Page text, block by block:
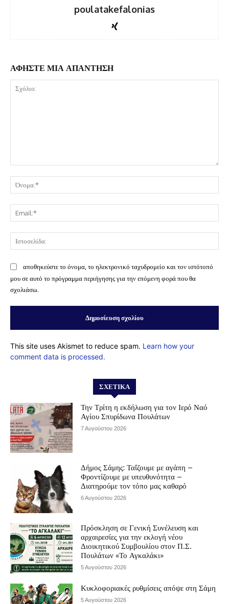
poulatakefalonias
ΑΦΗΣΤΕ ΜΙΑ ΑΠΑΝΤΗΣΗ
αποθηκεύστε το όνομα, το ηλεκτρονικό ταχυδρομείο και τον ιστότοπό
μου σε αυτό το πρόγραμμα περιήγησης για την επόμενη φορά που θα
σχολιάσω.
This site uses Akismet to reduce spam. Learn how your
comment data is processed.
ΣΧΕΤΙΚΆ
Την Τρίτη η εκδήλωση για τον Ιερό Ναό
Αγίου Σπυρίδωνα Πουλάτων
7 Αυγούστου 2026
Δήμος Σάμης: Ταΐζουμε με αγάπη –
Φροντίζουμε με υπευθυνότητα –
Διατηρούμε τον τόπο μας καθαρό
6 Αυγούστου 2026
Πρόσκληση σε Γενική Συνέλευση και
αρχαιρεσίες για την εκλογή νέου
Διοικητικού Συμβουλίου στον Π.Σ.
Πουλάτων «Το Αγκαλάκι»
5 Αυγούστου 2026
Κυκλοφοριακές ρυθμίσεις απόψε στη Σάμη
5 Αυγούστου 2026